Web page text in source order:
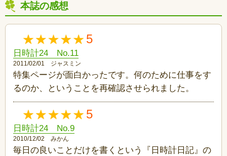
本誌の感想
5
日時計24 No.11
2011/02/01 ジャスミン
特集ページが面白かったです。何のために仕事をす
るのか、ということを再確認させられました。
5
日時計24 No.9
2010/12/02 みかん
毎日の良いことだけを書くという『日時計日記』の